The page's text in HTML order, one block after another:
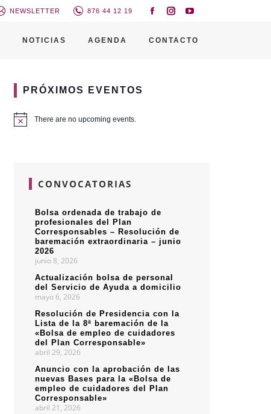
NEWSLETTER 876 44 12 19
NOTICIAS AGENDA CONTACTO
PRÓXIMOS EVENTOS
There are no upcoming events.
CONVOCATORIAS
Bolsa ordenada de trabajo de
profesionales del Plan
Corresponsables – Resolución de
baremación extraordinaria – junio
2026
junio 8, 2026
Actualización bolsa de personal
del Servicio de Ayuda a domicilio
mayo 6, 2026
Resolución de Presidencia con la
Lista de la 8ª baremación de la
«Bolsa de empleo de cuidadores
del Plan Corresponsable»
abril 29, 2026
Anuncio con la aprobación de las
nuevas Bases para la «Bolsa de
empleo de cuidadores del Plan
Corresponsable»
abril 21, 2026